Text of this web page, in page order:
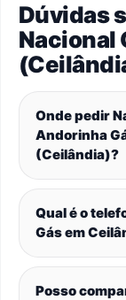
Dúvidas
Nacional
Onde pedir
Andorinha
(Ceilândia)?
Qual é o
Gás em
Posso